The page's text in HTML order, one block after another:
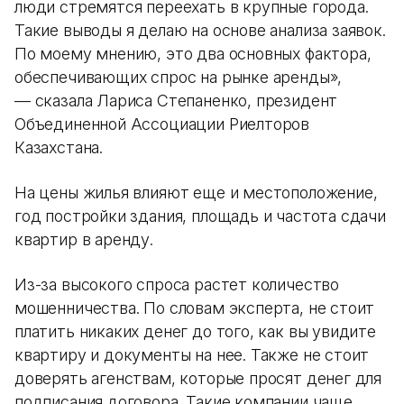
люди стремятся переехать в крупные города.
Такие выводы я делаю на основе анализа заявок.
По моему мнению, это два основных фактора,
обеспечивающих спрос на рынке аренды»,
— сказала Лариса Степаненко, президент
Объединенной Ассоциации Риелторов
Казахстана.
На цены жилья влияют еще и местоположение,
год постройки здания, площадь и частота сдачи
квартир в аренду.
Из-за высокого спроса растет количество
мошенничества. По словам эксперта, не стоит
платить никаких денег до того, как вы увидите
квартиру и документы на нее. Также не стоит
доверять агенствам, которые просят денег для